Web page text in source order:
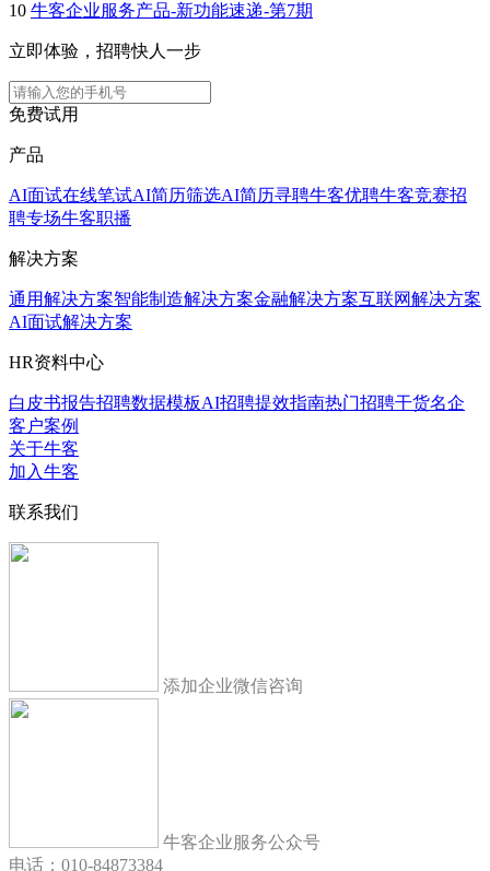
10 牛客企业服务产品-新功能速递-第7期
立即体验，招聘快人一步
免费试用
产品
AI面试在线笔试AI简历筛选AI简历寻聘牛客优聘牛客竞赛招
聘专场牛客职播
解决方案
通用解决方案智能制造解决方案金融解决方案互联网解决方案
AI面试解决方案
HR资料中心
白皮书报告招聘数据模板AI招聘提效指南热门招聘干货名企
客户案例
关于牛客
加入牛客
联系我们
添加企业微信咨询
牛客企业服务公众号
电话：010-84873384